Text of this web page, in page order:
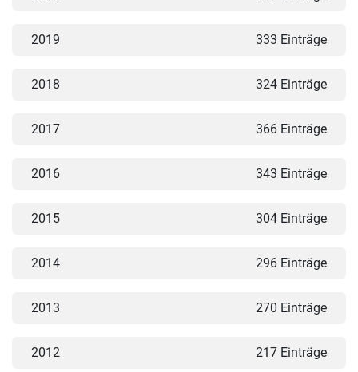
2019 333 Einträge
2018 324 Einträge
2017 366 Einträge
2016 343 Einträge
2015 304 Einträge
2014 296 Einträge
2013 270 Einträge
2012 217 Einträge